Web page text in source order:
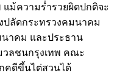
ม้ความร่ำรวยผิดปกติจะ
ปลัดกระทรวงคมนาคม
าคม และประธาน
วลชนกรุงเทพ คณะ
คดีขึ้นไต่สวนได้